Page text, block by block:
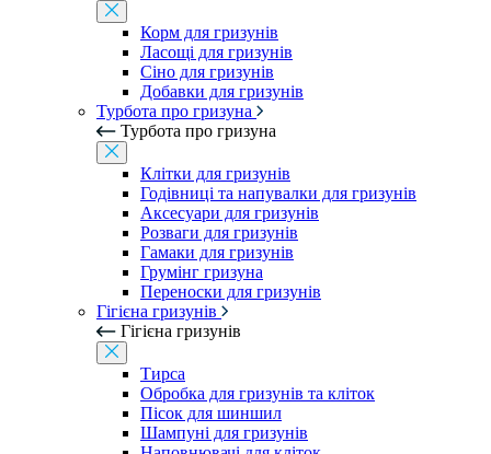
Корм для гризунів
Ласощі для гризунів
Сіно для гризунів
Добавки для гризунів
Турбота про гризуна
Турбота про гризуна
Клітки для гризунів
Годівниці та напувалки для гризунів
Аксесуари для гризунів
Розваги для гризунів
Гамаки для гризунів
Грумінг гризуна
Переноски для гризунів
Гігієна гризунів
Гігієна гризунів
Тирса
Обробка для гризунів та кліток
Пісок для шиншил
Шампуні для гризунів